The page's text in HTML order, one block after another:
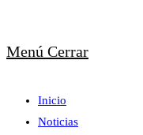
Menú Cerrar
Inicio
Noticias